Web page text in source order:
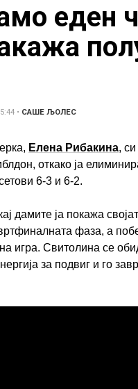
еден
• САШЕ ЉОЛЕС
Елена Рибакина,
откако ја
6-3 и 6-2.
дамите ја покажа
фаза, а
игра. Свитолина се
за подвиг и го